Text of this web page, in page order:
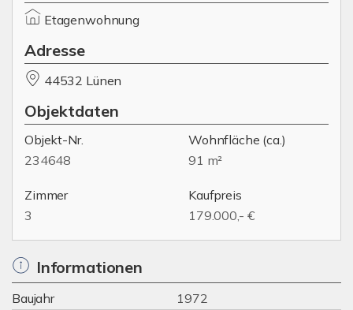
Etagenwohnung
Adresse
44532 Lünen
Objektdaten
Objekt-Nr.
234648
Wohnfläche (ca.)
91 m²
Zimmer
3
Kaufpreis
179.000,- €
Informationen
Baujahr
1972